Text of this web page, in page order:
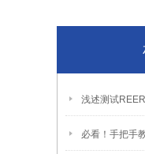
浅述测试
必看！手把手